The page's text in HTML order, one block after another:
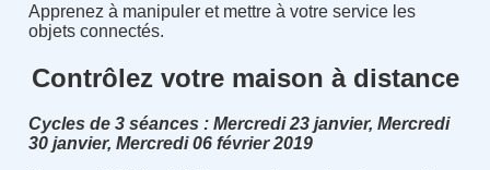
Apprenez à manipuler et mettre à votre service les
objets connectés.
Contrôlez votre maison à distance
Cycles de 3 séances : Mercredi 23 janvier, Mercredi
30 janvier, Mercredi 06 février 2019